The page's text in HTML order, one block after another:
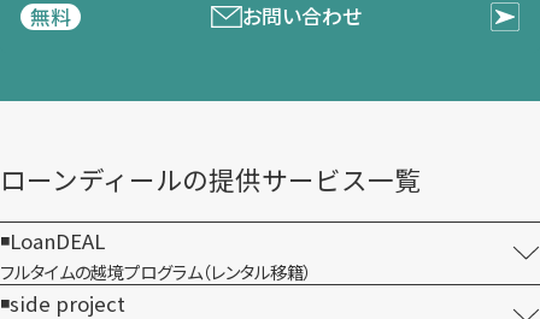
無料
お問い合わせ
ローンディールの​提供サービス一覧
LoanDEAL
フルタイムの越境プログラム​（レンタル移籍）
side project